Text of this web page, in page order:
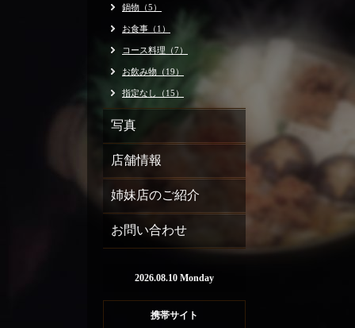
鍋物（5）
お食事（1）
コース料理（7）
お飲み物（19）
指定なし（15）
写真
店舗情報
姉妹店のご紹介
お問い合わせ
2026.08.10 Monday
携帯サイト